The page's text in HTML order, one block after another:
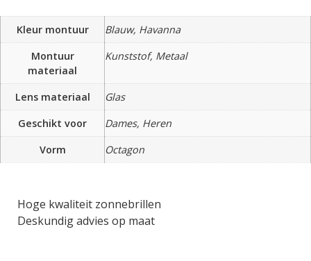
Kleur montuur
Blauw, Havanna
Montuur
materiaal
Kunststof, Metaal
Lens materiaal
Glas
Geschikt voor
Dames, Heren
Vorm
Octagon
Hoge kwaliteit zonnebrillen
Deskundig advies op maat